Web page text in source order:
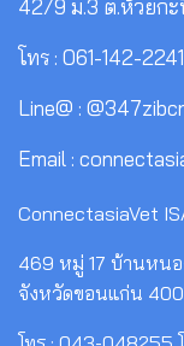
42/9 ม.3 ต.ห้วยกะ
โทร : 061-142-2241
Line@ :
Email :
ConnectasiaVet
469 หมู่ 17 บ้านหนอ
จังหวัดขอนแก่น